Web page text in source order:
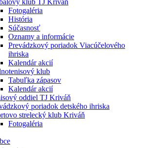
klub TJ Kriváň
Fotogaléria
História
Súčasnosť
Oznamy a informácie
Prevádzkový poriadok Viacúčelového
ihriska
Kalendár akcií
klub
Tabuľka zápasov
Kalendár akcií
oddiel TJ Kriváň
poriadok detského ihriska
strelecký klub Kriváň
Fotogaléria